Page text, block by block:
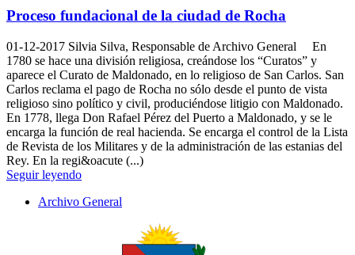
Proceso fundacional de la ciudad de Rocha
01-12-2017 Silvia Silva, Responsable de Archivo General En
1780 se hace una división religiosa, creándose los “Curatos” y
aparece el Curato de Maldonado, en lo religioso de San Carlos. San
Carlos reclama el pago de Rocha no sólo desde el punto de vista
religioso sino político y civil, produciéndose litigio con Maldonado.
En 1778, llega Don Rafael Pérez del Puerto a Maldonado, y se le
encarga la función de real hacienda. Se encarga el control de la Lista
de Revista de los Militares y de la administración de las estanias del
Rey. En la regi&oacute (...)
Seguir leyendo
Archivo General